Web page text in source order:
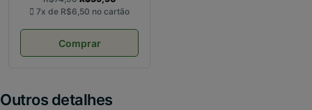
7x de R$6,50 no cartão
Comprar
Outros detalhes